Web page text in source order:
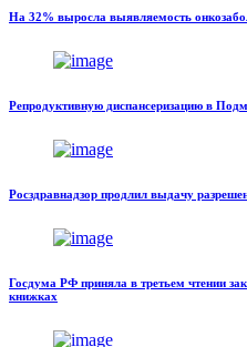
На 32% выросла выявляемость
Репродуктивную диспансеризацию в
Росздравнадзор продлил выдачу
Госдума РФ приняла в третьем чтении
книжках